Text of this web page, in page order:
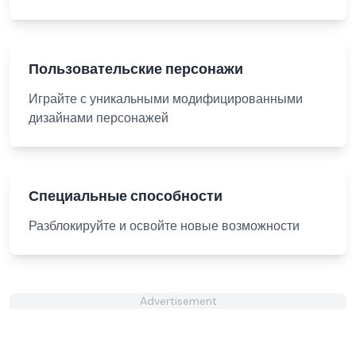
Пользовательские персонажи
Играйте с уникальными модифицированными
дизайнами персонажей
Специальные способности
Разблокируйте и освойте новые возможности
Advertisement